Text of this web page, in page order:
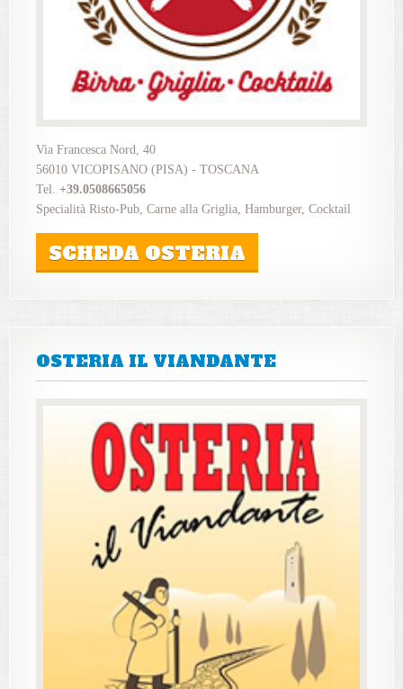
Via Francesca Nord, 40
56010 VICOPISANO (PISA) - TOSCANA
Tel. +39.0508665056
Specialità Risto-Pub, Carne alla Griglia, Hamburger, Cocktail
SCHEDA OSTERIA
OSTERIA IL VIANDANTE